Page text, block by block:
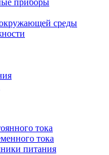
приборы
среды
тока
тока
питания